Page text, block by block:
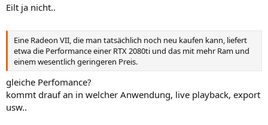
Eilt ja nicht..
Eine Radeon VII, die man tatsächlich noch neu kaufen kann, liefert
etwa die Performance einer RTX 2080ti und das mit mehr Ram und
einem wesentlich geringeren Preis.
gleiche Perfomance?
kommt drauf an in welcher Anwendung, live playback, export
usw..